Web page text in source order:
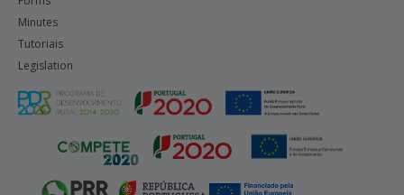
Minutes
Tutoriais
Legislation